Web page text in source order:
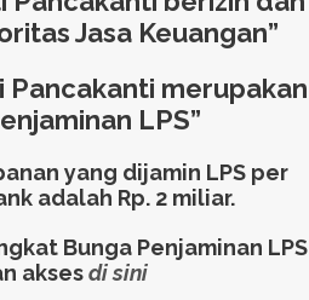
Jasa Keuangan”
Pancakanti merupakan
LPS”
yang dijamin LPS per
adalah Rp. 2 miliar.
Bunga Penjaminan LPS
aksesdi sini